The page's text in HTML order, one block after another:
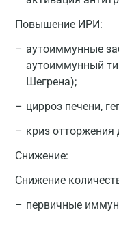
Повышение ИРИ:
аутоиммунные
аутоиммунный
Шегрена);
цирроз печени,
криз отторжения
Снижение:
Снижение
первичные